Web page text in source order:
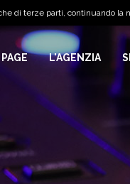
di terze parti, continuando
L'AGENZIA